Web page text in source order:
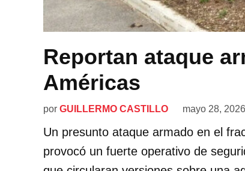
Reportan ataque
Américas
por GUILLERMO CASTILLO mayo 28, 2026
Un presunto ataque armado en el
provocó un fuerte operativo de